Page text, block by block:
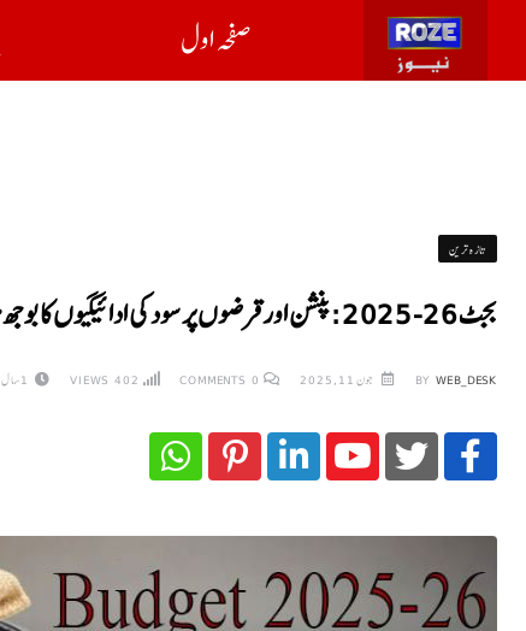
صفحہ اول
تازہ ترین
بجٹ 26-2025: پنشن اور قرضوں پر سود کی ادائیگیوں کا بوجھ مزید بڑھ گیا
BY WEB_DESK جون 11, 2025 0
402 1 سال AGO